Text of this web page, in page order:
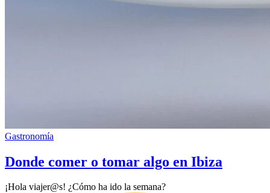
Gastronomía
Donde comer o tomar algo en Ibiza
¡Hola viajer@s! ¿Cómo ha ido la semana?